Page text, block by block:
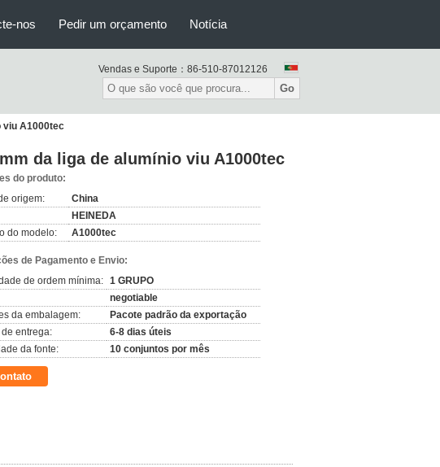
nos Pedir um orçamento Notícia
Vendas e Suporte： 86-510-87012126
Go
viu A1000tec
da liga de alumínio viu A1000tec
do produto:
origem:
China
HEINEDA
do modelo:
A1000tec
de Pagamento e Envio:
de ordem mínima: 1 GRUPO
negotiable
da embalagem:
Pacote padrão da exportação
de entrega:
6-8 dias úteis
da fonte:
10 conjuntos por mês